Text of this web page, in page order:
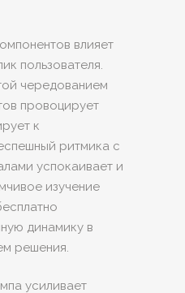
влияет
пользователя.
чередованием
провоцирует
к
ритмика с
успокаивает и
изучение
динамику в
решения.
усиливает